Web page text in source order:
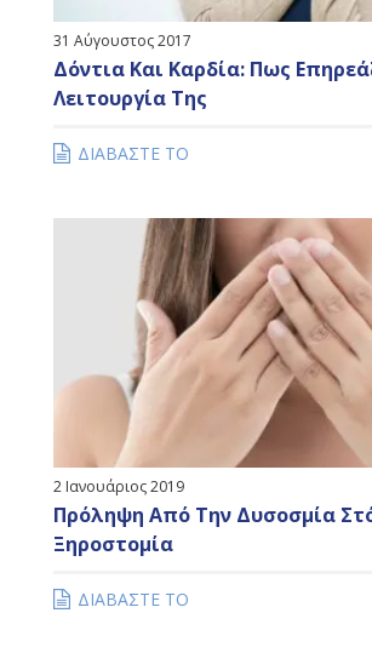
31 Αύγουστος 2017
Δόντια Και Καρδία: Πως
Λειτουργία Της
ΔΙΑΒΑΣΤΕ ΤΟ
2 Ιανουάριος 2019
Πρόληψη Από Την Δυσοσμία
Ξηροστομία
ΔΙΑΒΑΣΤΕ ΤΟ